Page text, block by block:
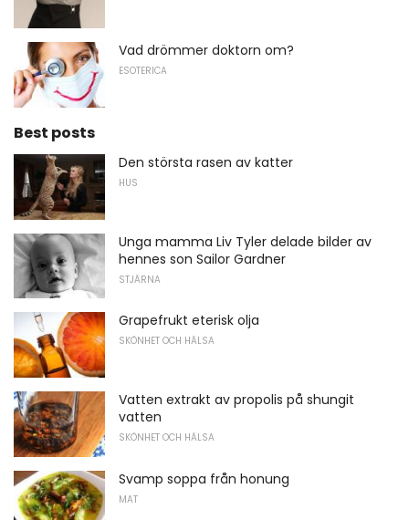
Vad drömmer doktorn om?
ESOTERICA
Best posts
Den största rasen av katter
HUS
Unga mamma Liv Tyler delade bilder av
hennes son Sailor Gardner
STJÄRNA
Grapefrukt eterisk olja
SKÖNHET OCH HÄLSA
Vatten extrakt av propolis på shungit
vatten
SKÖNHET OCH HÄLSA
Svamp soppa från honung
MAT